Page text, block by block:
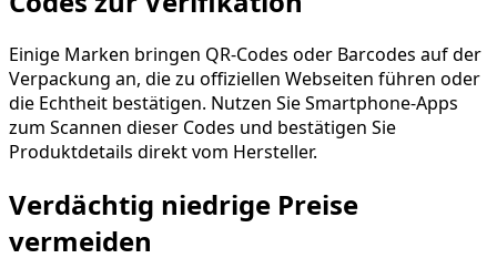
Einige Marken bringen QR-Codes oder Barcodes auf der
Verpackung an, die zu offiziellen Webseiten führen oder
die Echtheit bestätigen. Nutzen Sie Smartphone-Apps
zum Scannen dieser Codes und bestätigen Sie
Produktdetails direkt vom Hersteller.
Verdächtig niedrige Preise
vermeiden